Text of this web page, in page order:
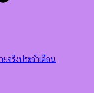
ยจริงประจำเดือน